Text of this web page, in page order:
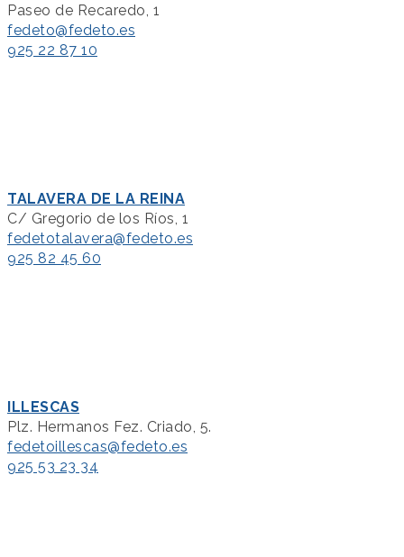
Paseo de Recaredo, 1
fedeto@fedeto.es
925 22 87 10
TALAVERA DE LA REINA
C/ Gregorio de los Ríos, 1
fedetotalavera@fedeto.es
925 82 45 60
ILLESCAS
Plz. Hermanos Fez. Criado, 5.
fedetoillescas@fedeto.es
925 53 23 34